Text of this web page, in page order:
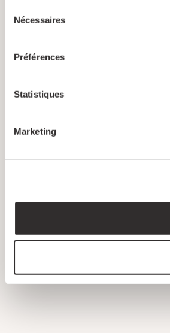
Nécessaires
Préférences
Statistiques
Marketing